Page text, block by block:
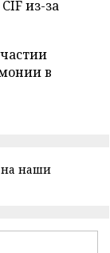
из-за
в
на наши